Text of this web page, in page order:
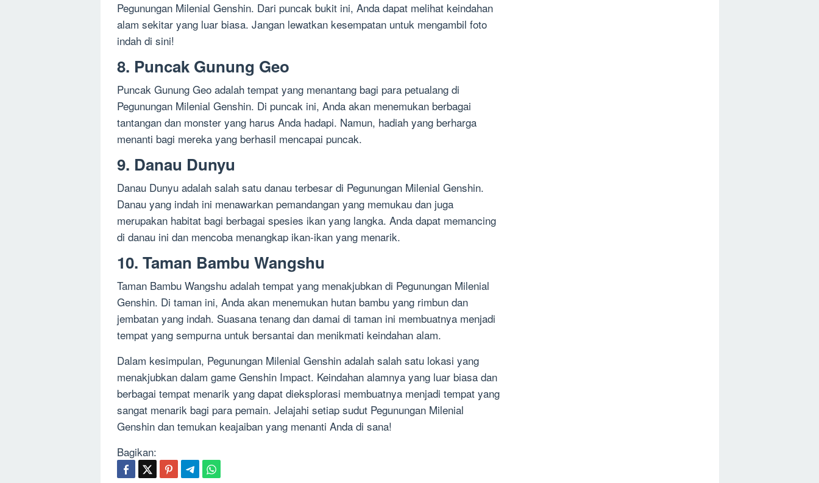
Pegunungan Milenial Genshin. Dari puncak bukit ini, Anda dapat melihat keindahan
alam sekitar yang luar biasa. Jangan lewatkan kesempatan untuk mengambil foto
indah di sini!
8. Puncak Gunung Geo
Puncak Gunung Geo adalah tempat yang menantang bagi para petualang di
Pegunungan Milenial Genshin. Di puncak ini, Anda akan menemukan berbagai
tantangan dan monster yang harus Anda hadapi. Namun, hadiah yang berharga
menanti bagi mereka yang berhasil mencapai puncak.
9. Danau Dunyu
Danau Dunyu adalah salah satu danau terbesar di Pegunungan Milenial Genshin.
Danau yang indah ini menawarkan pemandangan yang memukau dan juga
merupakan habitat bagi berbagai spesies ikan yang langka. Anda dapat memancing
di danau ini dan mencoba menangkap ikan-ikan yang menarik.
10. Taman Bambu Wangshu
Taman Bambu Wangshu adalah tempat yang menakjubkan di Pegunungan Milenial
Genshin. Di taman ini, Anda akan menemukan hutan bambu yang rimbun dan
jembatan yang indah. Suasana tenang dan damai di taman ini membuatnya menjadi
tempat yang sempurna untuk bersantai dan menikmati keindahan alam.
Dalam kesimpulan, Pegunungan Milenial Genshin adalah salah satu lokasi yang
menakjubkan dalam game Genshin Impact. Keindahan alamnya yang luar biasa dan
berbagai tempat menarik yang dapat dieksplorasi membuatnya menjadi tempat yang
sangat menarik bagi para pemain. Jelajahi setiap sudut Pegunungan Milenial
Genshin dan temukan keajaiban yang menanti Anda di sana!
Bagikan: